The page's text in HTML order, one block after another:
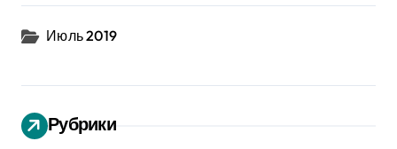
Июль 2019
Рубрики